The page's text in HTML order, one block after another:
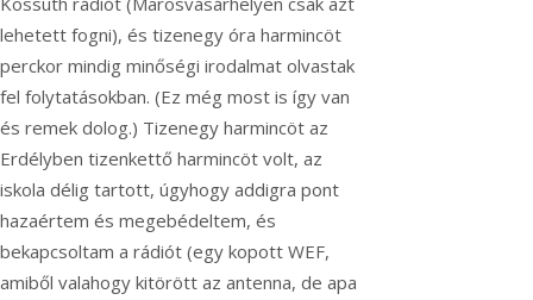
lehetett fogni), és tizenegy óra harmincöt
perckor mindig minőségi irodalmat olvastak
fel folytatásokban. (Ez még most is így van
és remek dolog.) Tizenegy harmincöt az
Erdélyben tizenkettő harmincöt volt, az
iskola délig tartott, úgyhogy addigra pont
hazaértem és megebédeltem, és
bekapcsoltam a rádiót (egy kopott WEF,
amiből valahogy kitörött az antenna, de apa